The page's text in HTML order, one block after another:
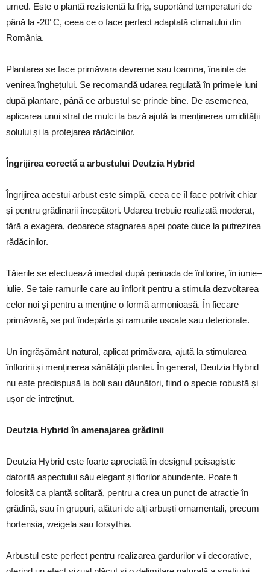
umed. Este o plantă rezistentă la frig, suportând temperaturi de
până la -20°C, ceea ce o face perfect adaptată climatului din
România.
Plantarea se face primăvara devreme sau toamna, înainte de
venirea înghețului. Se recomandă udarea regulată în primele luni
după plantare, până ce arbustul se prinde bine. De asemenea,
aplicarea unui strat de mulci la bază ajută la menținerea umidității
solului și la protejarea rădăcinilor.
Îngrijirea corectă a arbustului Deutzia Hybrid
Îngrijirea acestui arbust este simplă, ceea ce îl face potrivit chiar
și pentru grădinarii începători. Udarea trebuie realizată moderat,
fără a exagera, deoarece stagnarea apei poate duce la putrezirea
rădăcinilor.
Tăierile se efectuează imediat după perioada de înflorire, în iunie–
iulie. Se taie ramurile care au înflorit pentru a stimula dezvoltarea
celor noi și pentru a menține o formă armonioasă. În fiecare
primăvară, se pot îndepărta și ramurile uscate sau deteriorate.
Un îngrășământ natural, aplicat primăvara, ajută la stimularea
înfloririi și menținerea sănătății plantei. În general, Deutzia Hybrid
nu este predispusă la boli sau dăunători, fiind o specie robustă și
ușor de întreținut.
Deutzia Hybrid în amenajarea grădinii
Deutzia Hybrid este foarte apreciată în designul peisagistic
datorită aspectului său elegant și florilor abundente. Poate fi
folosită ca plantă solitară, pentru a crea un punct de atracție în
grădină, sau în grupuri, alături de alți arbuști ornamentali, precum
hortensia, weigela sau forsythia.
Arbustul este perfect pentru realizarea gardurilor vii decorative,